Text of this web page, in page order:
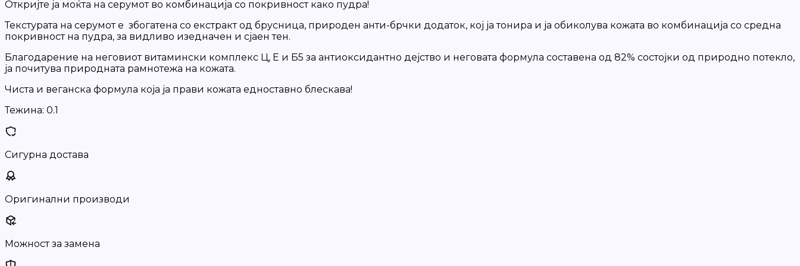
Откријте ја моќта на серумот во комбинација со покривност како пудра!
Текстурата на серумот е збогатена со екстракт од брусница, природен анти-брчки додаток, кој ја тонира и ја обиколува кожата во комбинација со средна
покривност на пудра, за видливо изедначен и сјаен тен.
Благодарение на неговиот витамински комплекс Ц, Е и Б5 за антиоксидантно дејство и неговата формула составена од 82% состојки од природно потекло,
ја почитува природната рамнотежа на кожата.
Чиста и веганска формула која ја прави кожата едноставно блескава!
Тежина: 0.1
Сигурна достава
Оригинални производи
Можност за замена